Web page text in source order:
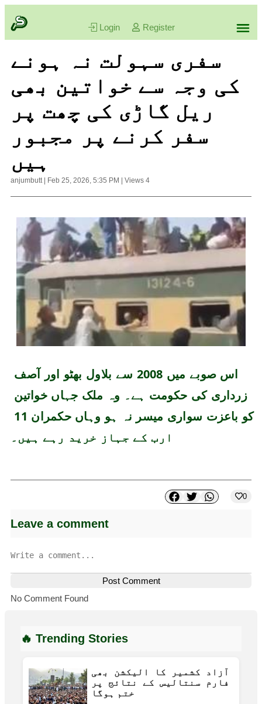
Login Register
سفری سہولت نہ ہونے
کی وجہ سے خواتین بھی
ریل گاڑی کی چھت پر
سفر کرنے پر مجبور
ہیں
anjumbutt| Feb 25, 2026, 5:35 PM Views 4
ارب کے جہاز خرید رہے ہیں۔
0
Leave a comment
Post Comment
No Comment Found
🔥 Trending Stories
آزاد کشمیر کا الیکشن بھی
فارم سنتالیس کے نتائج پر
ختم ہوگا